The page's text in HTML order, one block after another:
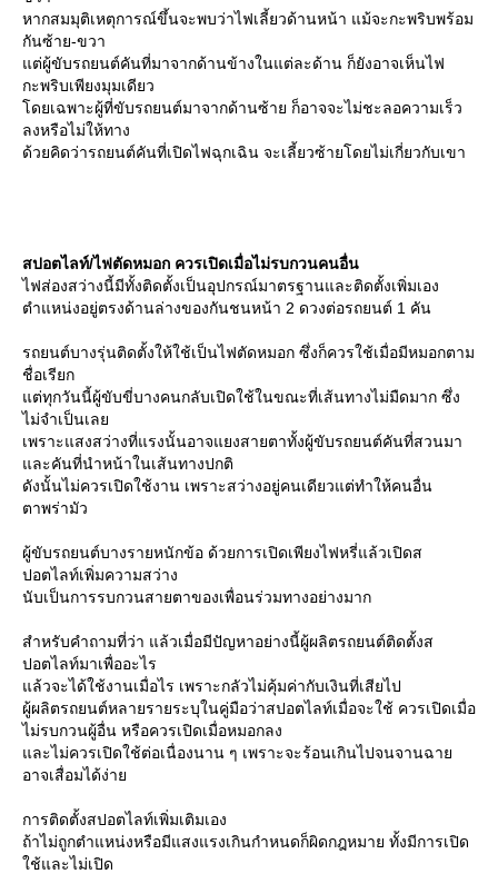
หากสมมุติเหตุการณ์ขึ้นจะพบว่าไฟเลี้ยวด้านหน้า แม้จะกะพริบพร้อม
กันซ้าย-ขวา
ต่ผู้ขับรถยนต์คันที่มาจากด้านข้างในแต่ละด้าน ก็ยังอาจเห็นไฟ
กะพริบเพียงมุมเดียว
ดยเฉพาะผู้ที่ขับรถยนต์มาจากด้านซ้าย ก็อาจจะไม่ชะลอความเร็ว
ลงหรือไม่ให้ทาง
ด้วยคิดว่ารถยนต์คันที่เปิดไฟฉุกเฉิน จะเลี้ยวซ้ายโดยไม่เกี่ยวกับเขา
สปอตไลท์/ไฟตัดหมอก ควรเปิดเมื่อไม่รบกวนคนอื่น
ไฟส่องสว่างนี้มีทั้งติดตั้งเป็นอุปกรณ์มาตรฐานและติดตั้งเพิ่มเอง
ตำแหน่งอยู่ตรงด้านล่างของกันชนหน้า 2 ดวงต่อรถยนต์ 1 คัน
รถยนต์บางรุ่นติดตั้งให้ใช้เป็นไฟตัดหมอก ซึ่งก็ควรใช้เมื่อมีหมอกตาม
ชื่อเรียก
ต่ทุกวันนี้ผู้ขับขี่บางคนกลับเปิดใช้ในขณะที่เส้นทางไม่มืดมาก ซึ่ง
ไม่จำเป็นเล
เพราะแสงสว่างที่แรงนั้นอาจแยงสายตาทั้งผู้ขับรถยนต์คันที่สวนมา
ละคันที่นำหน้าในเส้นทางปกติ
ดังนั้นไม่ควรเปิดใช้งาน เพราะสว่างอยู่คนเดียวแต่ทำให้คนอื่น
ตาพร่ามัว
ผู้ขับรถยนต์บางรายหนักข้อ ด้วยการเปิดเพียงไฟหรี่แล้วเปิดส
ปอตไลท์เพิ่มความสว่าง
นับเป็นการรบกวนสายตาของเพื่อนร่วมทางอย่างมาก
สำหรับคำถามที่ว่า แล้วเมื่อมีปัญหาอย่างนี้ผู้ผลิตรถยนต์ติดตั้งส
ปอตไลท์มาเพื่ออะไร
ล้วจะได้ใช้งานเมื่อไร เพราะกลัวไม่คุ้มค่ากับเงินที่เสียไป
ผู้ผลิตรถยนต์หลายรายระบุในคู่มือว่าสปอตไลท์เมื่อจะใช้ ควรเปิดเมื่อ
ไม่รบกวนผู้อื่น หรือควรเปิดเมื่อหมอกลง
ละไม่ควรเปิดใช้ต่อเนื่องนาน ๆ เพราะจะร้อนเกินไปจนจานฉา
อาจเสื่อมได้ง่า
การติดตั้งสปอตไลท์เพิ่มเติมเอง
ถ้าไม่ถูกตำแหน่งหรือมีแสงแรงเกินกำหนดก็ผิดกฎหมาย ทั้งมีการเปิด
ช้และไม่เปิด